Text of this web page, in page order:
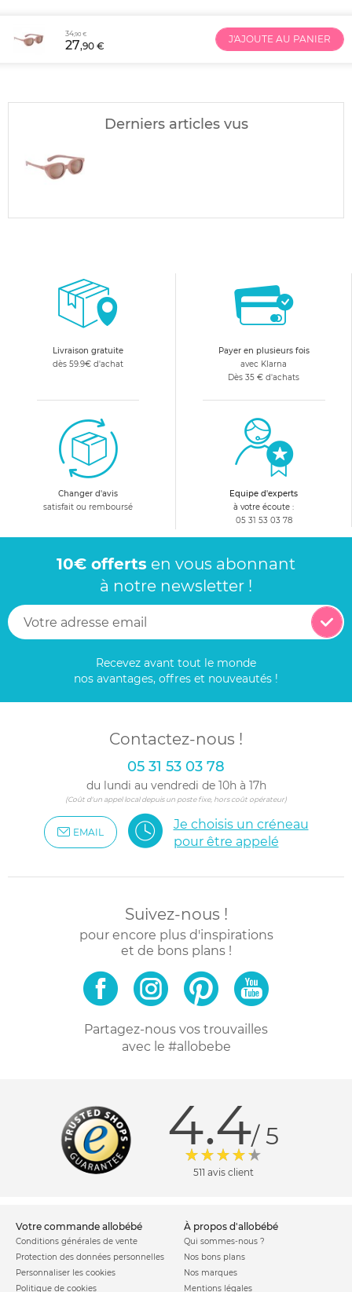
34,90 €
27,90 €
J'AJOUTE AU PANIER
Derniers articles vus
Livraison gratuite
dès 59.9€ d'achat
Payer en plusieurs fois
avec Klarna
Dès 35 € d'achats
Changer d'avis
satisfait ou remboursé
Equipe d'experts
à votre écoute :
05 31 53 03 78
10€ offerts en vous abonnant
à notre newsletter !
Recevez avant tout le monde
nos avantages, offres et nouveautés !
Contactez-nous !
05 31 53 03 78
du lundi au vendredi de 10h à 17h
(Coût d'un appel local depuis un poste fixe, hors coût opérateur)
EMAIL
Je choisis un créneau
pour être appelé
Suivez-nous !
pour encore plus d'inspirations
et de bons plans !
Partagez-nous vos trouvailles
avec le #allobebe
4.4/ 5
511 avis client
votre commande allobébé
Conditions générales de vente
Protection des données personnelles
Personnaliser les cookies
Politique de cookies
à propos d'allobébé
Qui sommes-nous ?
Nos bons plans
Nos marques
Mentions légales